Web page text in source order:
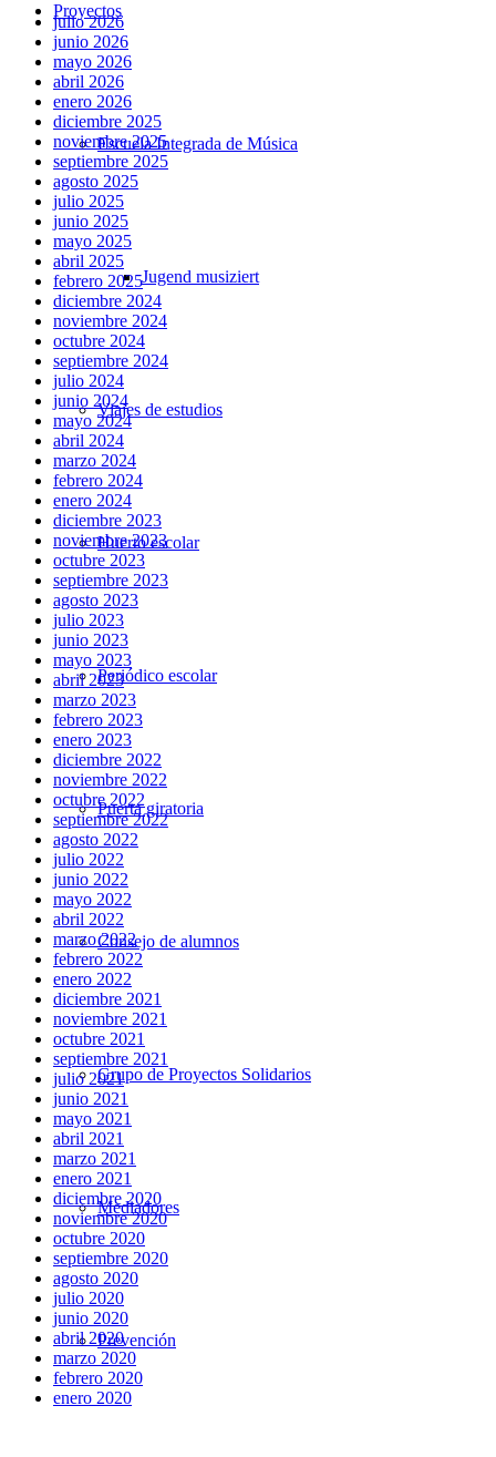
Proyectos
Escuela Integrada de Música
Jugend musiziert
Viajes de estudios
Huerto escolar
Periódico escolar
Puerta giratoria
Consejo de alumnos
Grupo de Proyectos Solidarios
Mediadores
Prevención
julio 2026
junio 2026
mayo 2026
abril 2026
enero 2026
diciembre 2025
noviembre 2025
septiembre 2025
agosto 2025
julio 2025
junio 2025
mayo 2025
abril 2025
febrero 2025
diciembre 2024
noviembre 2024
octubre 2024
septiembre 2024
julio 2024
junio 2024
mayo 2024
abril 2024
marzo 2024
febrero 2024
enero 2024
diciembre 2023
noviembre 2023
octubre 2023
septiembre 2023
agosto 2023
julio 2023
junio 2023
mayo 2023
abril 2023
marzo 2023
febrero 2023
enero 2023
diciembre 2022
noviembre 2022
octubre 2022
septiembre 2022
agosto 2022
julio 2022
junio 2022
mayo 2022
abril 2022
marzo 2022
febrero 2022
enero 2022
diciembre 2021
noviembre 2021
octubre 2021
septiembre 2021
julio 2021
junio 2021
mayo 2021
abril 2021
marzo 2021
enero 2021
diciembre 2020
noviembre 2020
octubre 2020
septiembre 2020
agosto 2020
julio 2020
junio 2020
abril 2020
marzo 2020
febrero 2020
enero 2020